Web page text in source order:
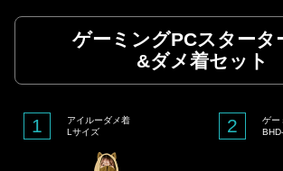
ゲーミングPCスタータ
&ダメ着セット
1
アイルーダメ着
Lサイズ
2
ゲー